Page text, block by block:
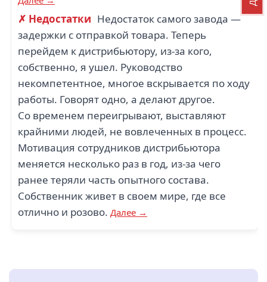
✗ Недостатки Недостаток самого завода —
задержки с отправкой товара. Теперь
перейдем к дистрибьютору, из-за кого,
собственно, я ушел. Руководство
некомпетентное, многое вскрывается по ходу
работы. Говорят одно, а делают другое.
Со временем переигрывают, выставляют
крайними людей, не вовлеченных в процесс.
Мотивация сотрудников дистрибьютора
меняется несколько раз в год, из-за чего
ранее теряли часть опытного состава.
Собственник живет в своем мире, где все
отлично и розово. Далее →